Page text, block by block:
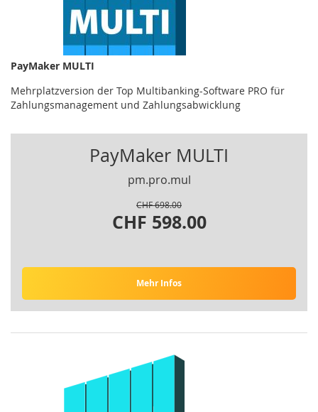
PayMaker MULTI
Mehrplatzversion der Top Multibanking-Software PRO für
Zahlungsmanagement und Zahlungsabwicklung
PayMaker MULTI
pm.pro.mul
CHF 698.00
CHF 598.00
Mehr Infos